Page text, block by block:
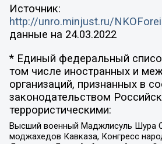
Источник:
http://unro.minjust.ru/
данные на 24.03.2022
* Единый федеральный
том числе иностранных и
организаций, признанных в
законодательством
террористическими:
Высший военный Маджлисуль Шура
моджахедов Кавказа, Конгресс